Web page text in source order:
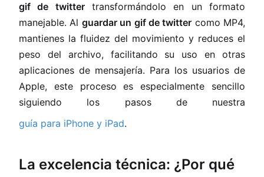
gif de twittertransformándolo en un formato
manejable. Al guardar un gif de twitter como MP4,
mantienes la fluidez del movimiento y reduces el
peso del archivo, facilitando su uso en otras
aplicaciones de mensajería. Para los usuarios de
Apple, este proceso es especialmente sencillo
siguiendo los pasos de nuestra
guía para iPhone y iPad.
La excelencia técnica: ¿Por qué